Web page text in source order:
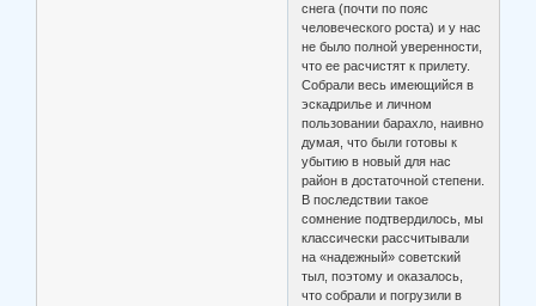
снега (почти по пояс
человеческого роста) и у нас
не было полной уверенности,
что ее расчистят к прилету.
Собрали весь имеющийся в
эскадрилье и личном
пользовании барахло, наивно
думая, что были готовы к
убытию в новый для нас
район в достаточной степени.
В последствии такое
сомнение подтвердилось, мы
классически рассчитывали
на «надежный» советский
тыл, поэтому и оказалось,
что собрали и погрузили в